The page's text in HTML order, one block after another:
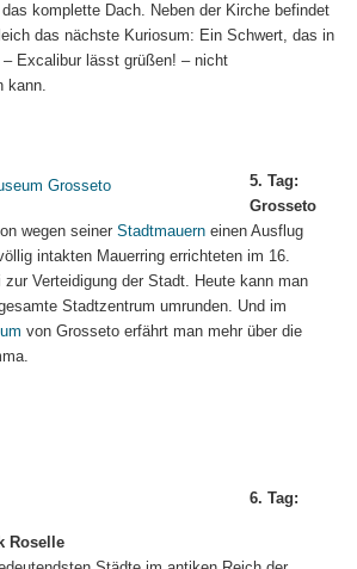
komplette Dach. Neben der Kirche befindet
das nächste Kuriosum: Ein Schwert, das in
Excalibur lässt grüßen! – nicht
kann.
5. Tag:
Grosseto
wegen seiner Stadtmauerneinen Ausflug
intakten Mauerring errichteten im 16.
Verteidigung der Stadt. Heute kann man
Stadtzentrum umrunden. Und im
von Grosseto erfährt man mehr über die
6. Tag:
Roselle